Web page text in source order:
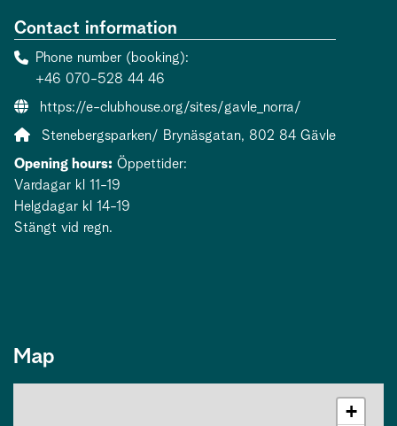
Contact information
Phone number (booking)
+46 070-528 44 46
Website:
https://e-clubhouse.org/sites/gavle_norra/
Address:
Stenebergsparken/ Brynäsgatan, 802 84 Gävle
Opening hours: Öppettider:
Vardagar kl 11-19
Helgdagar kl 14-19
Stängt vid regn.
Map
+